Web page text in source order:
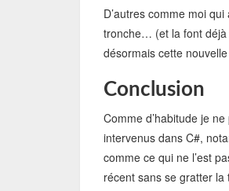
D’autres comme moi
tronche… (et la font déjà
désormais cette
Conclusion
Comme d’habitude je
intervenus dans C#,
comme ce qui ne l’est
récent sans se gratter